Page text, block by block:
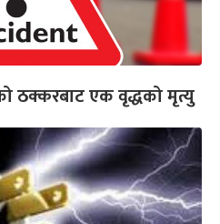
ठक्करबाट एक वृद्धको मृत्यु